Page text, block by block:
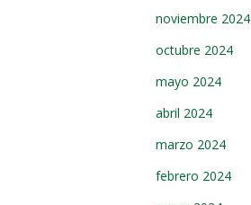
noviembre 2024
octubre 2024
mayo 2024
abril 2024
marzo 2024
febrero 2024